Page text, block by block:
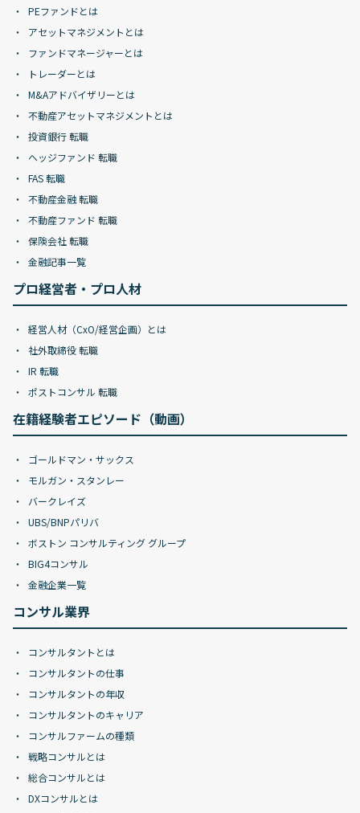
PEファンドとは
アセットマネジメントとは
ファンドマネージャーとは
トレーダーとは
M&Aアドバイザリーとは
不動産アセットマネジメントとは
投資銀行 転職
ヘッジファンド 転職
FAS 転職
不動産金融 転職
不動産ファンド 転職
保険会社 転職
金融記事一覧
プロ経営者・プロ人材
経営人材（CxO/経営企画）とは
社外取締役 転職
IR 転職
ポストコンサル 転職
在籍経験者エピソード（動画）
ゴールドマン・サックス
モルガン・スタンレー
バークレイズ
UBS/BNPパリバ
ボストン コンサルティング グループ
BIG4コンサル
金融企業一覧
コンサル業界
コンサルタントとは
コンサルタントの仕事
コンサルタントの年収
コンサルタントのキャリア
コンサルファームの種類
戦略コンサルとは
総合コンサルとは
DXコンサルとは